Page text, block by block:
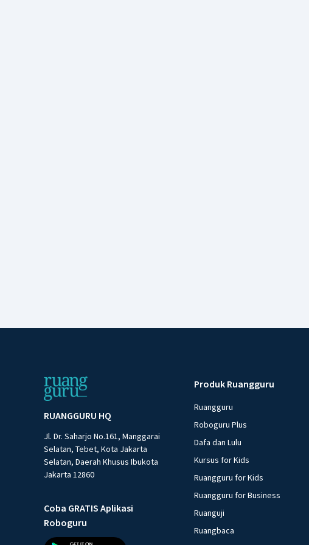
RUANGGURU HQ
Jl. Dr. Saharjo No.161, Manggarai
Selatan, Tebet, Kota Jakarta
Selatan, Daerah Khusus Ibukota
Jakarta 12860
Coba GRATIS Aplikasi
Roboguru
Produk Ruangguru
Ruangguru
Roboguru Plus
Dafa dan Lulu
Kursus for Kids
Ruangguru for Kids
Ruangguru for Business
Ruanguji
Ruangbaca